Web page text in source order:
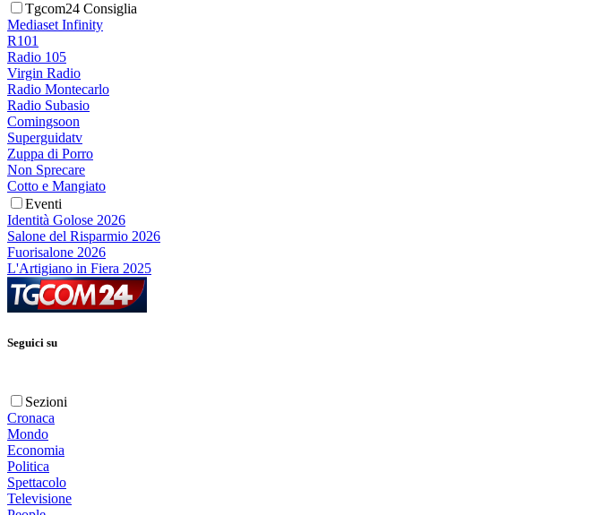
Tgcom24 Consiglia
Mediaset Infinity
R101
Radio 105
Virgin Radio
Radio Montecarlo
Radio Subasio
Comingsoon
Superguidatv
Zuppa di Porro
Non Sprecare
Cotto e Mangiato
Eventi
Identità Golose 2026
Salone del Risparmio 2026
Fuorisalone 2026
L'Artigiano in Fiera 2025
Seguici su
Sezioni
Cronaca
Mondo
Economia
Politica
Spettacolo
Televisione